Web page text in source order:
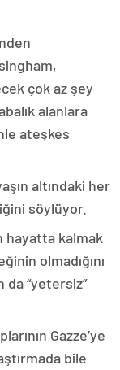
çok az şey
alanlara
ateşkes
altındaki her
söylüyor.
hayatta kalmak
olmadığını
da “yetersiz”
Gazze’ye
bile